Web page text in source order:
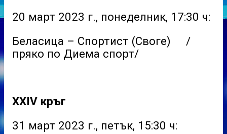
20 март 2023 г., понеделник, 17:30 ч:
Беласица – Спортист (Своге) /
пряко по Диема спорт/
XXIV кръг
31 март 2023 г., петък, 15:30 ч: